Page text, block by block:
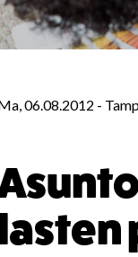
06.08.2012 -